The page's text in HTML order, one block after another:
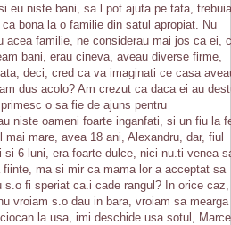
eu niste bani, sa.l pot ajuta pe tata, trebuia
bona la o familie din satul apropiat. Nu
acea familie, ne considerau mai jos ca ei,
bani, erau cineva, aveau diverse firme,
deci, cred ca va imaginati ce casa
dus acolo? Am crezut ca daca ei au
o sa fie de ajuns pentru
niste oameni foarte inganfati, si un fiu la
mare, avea 18 ani, Alexandru, dar, fiul
6 luni, era foarte dulce, nici nu.ti venea
ma si mir ca mama lor a acceptat sa
fi speriat ca.i cade rangul? In orice caz,
vroiam s.o dau in bara, vroiam sa mearga
la usa, imi deschide usa sotul,